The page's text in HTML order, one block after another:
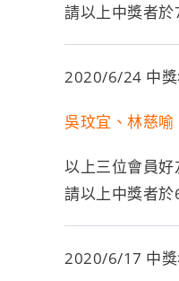
請以上中獎者
2020/6/24 中獎
吳玟宜、林慈喻
以上三位會員好
請以上中獎者
2020/6/17 中獎